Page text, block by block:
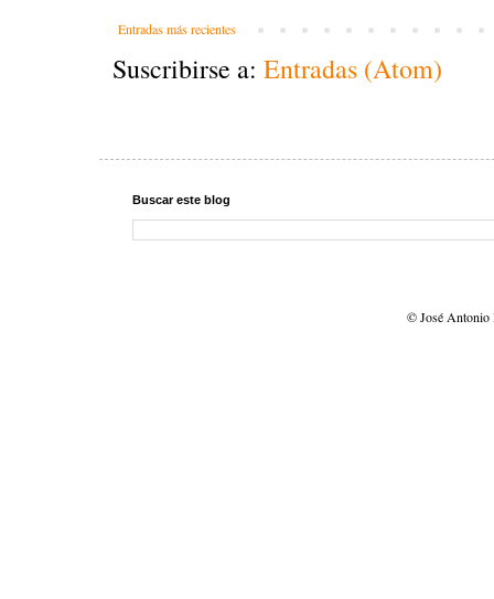
Entradas más recientes
Suscribirse a: Entradas (Atom)
Buscar este blog
© José Antonio